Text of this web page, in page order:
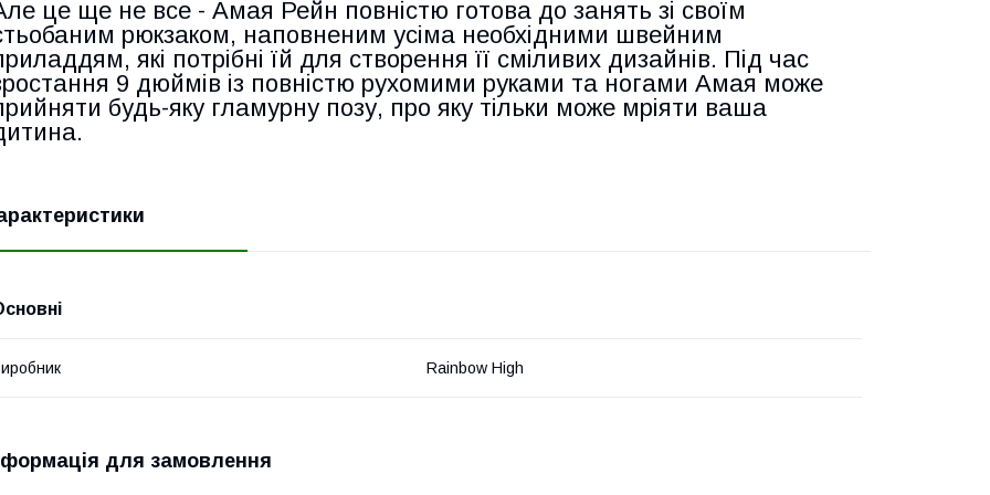
це ще не все - Амая Рейн повністю готова до занять зі своїм
рюкзаком, наповненим усіма необхідними швейним
які потрібні їй для створення її сміливих дизайнів. Під час
9 дюймів із повністю рухомими руками та ногами Амая може
будь-яку гламурну позу, про яку тільки може мріяти ваша
Rainbow High
для замовлення